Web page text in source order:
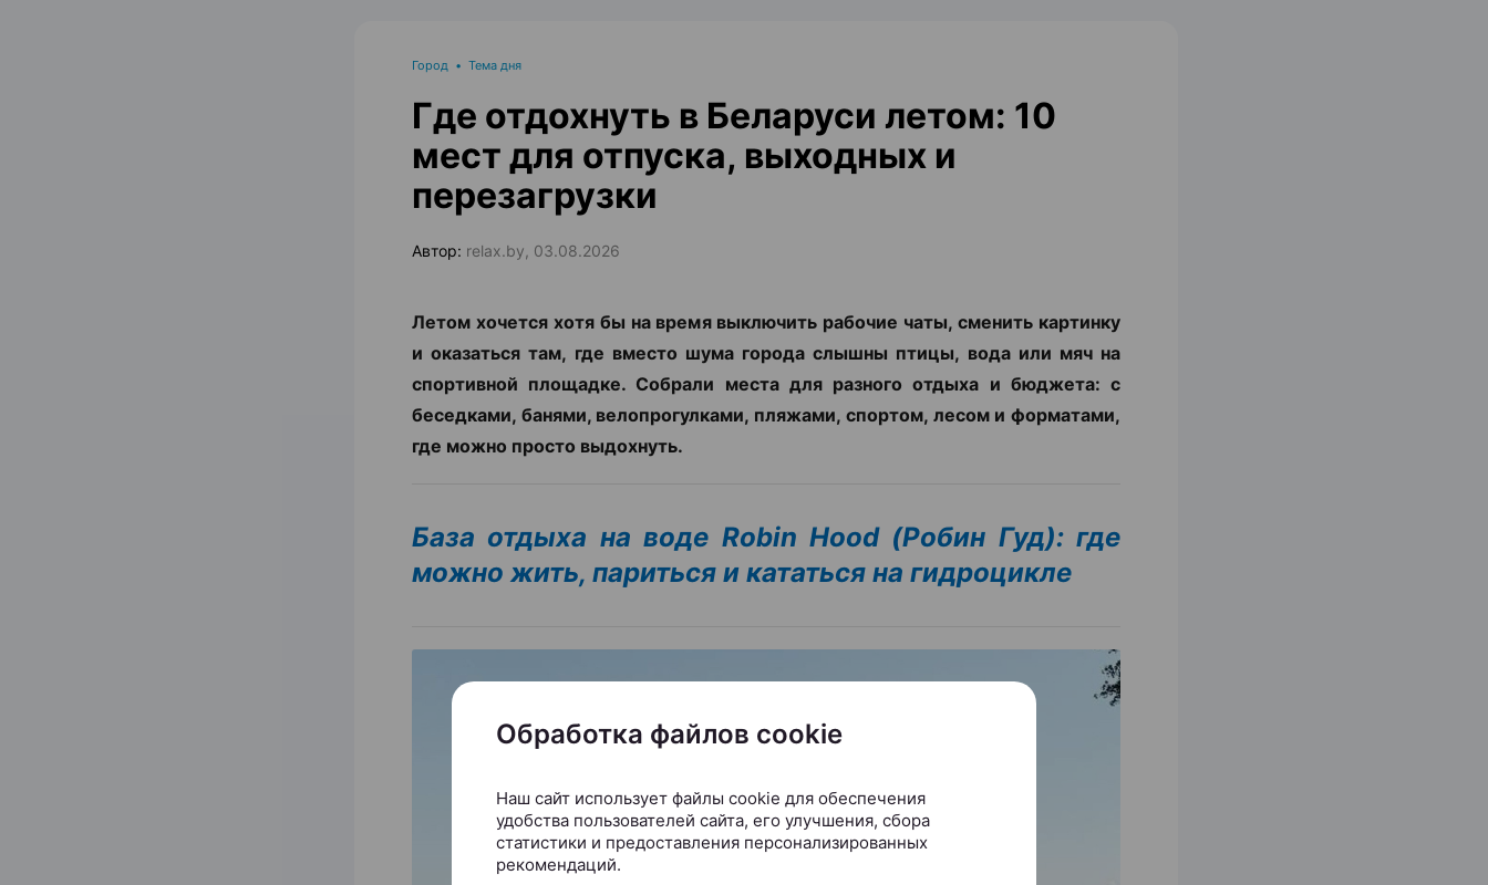
Город • Тема дня
Где отдохнуть в Беларуси летом: 10
мест для отпуска, выходных и
перезагрузки
Автор: relax.by, 03.08.2026
Летом хочется хотя бы на время выключить рабочие чаты, сменить картинку
и оказаться там, где вместо шума города слышны птицы, вода или мяч на
спортивной площадке. Собрали места для разного отдыха и бюджета: с
беседками, банями, велопрогулками, пляжами, спортом, лесом и форматами,
где можно просто выдохнуть.
База отдыха на воде Robin Hood (Робин Гуд): где
можно жить, париться и кататься на гидроцикле
Обработка файлов cookie
Наш сайт использует файлы cookie для обеспечения
удобства пользователей сайта, его улучшения, сбора
статистики и предоставления персонализированных
рекомендаций.